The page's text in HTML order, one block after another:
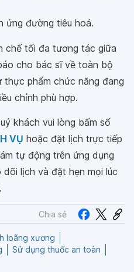
ứng đường tiêu hoá.
chế tối đa tương tác giữa
cho bác sĩ về toàn bộ
thực phẩm chức năng đang
chỉnh phù hợp.
khách vui lòng bấm số
VỤ hoặc đặt lịch trực tiếp
tự động trên ứng dụng
lịch và đặt hẹn mọi lúc
Chia sẻ
loãng xương
Sử dụng thuốc an toàn